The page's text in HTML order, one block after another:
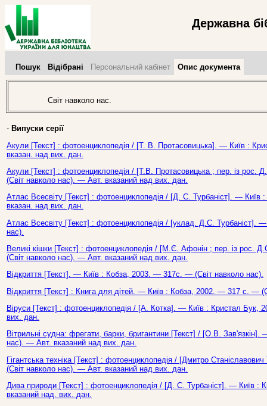
Державна
Пошук Відібрані Персональний кабінет Опис документа
Світ навколо нас.
- Випуски серії
Акули [Текст] : фотоенциклопедія / [Т. В. Протасовицька]. — Київ :
вказан. над вих. дан.
Акули [Текст] : фотоенциклопедія / [Т.В. Протасовицька ; пер. із
(Світ навколо нас). — Авт. вказаний над вих. дан.
Атлас Всесвіту [Текст] : фотоенциклопедія / [Д. С. Турбаніст]. —
вказан. над вих. дан.
Атлас Всесвіту [Текст] : фотоенциклопедія / [уклад. Д.С.
нас).
Великі кішки [Текст] : фотоенциклопедія / [М.Є. Афонін ; пер. із
(Світ навколо нас). — Авт. вказаний над вих. дан.
Відкриття [Текст]. — Київ : Кобза, 2003. — 317с. — (Світ навколо нас).
Відкриття [Текст] : Книга для дітей. — Київ : Кобза, 2002. — 317 с. —
Віруси [Текст] : фотоенциклопедія / [А. Котка]. — Київ : Кристал
вих. дан.
Вітрильні судна: фрегати, барки, бригантини [Текст] / [О.В.
нас). — Авт. вказаний над вих. дан.
Гігантська техніка [Текст] : фотоенциклопедія / [Дмитро
(Світ навколо нас). — Авт. вказаний над вих. дан.
Дива природи [Текст] : фотоенциклопедія / [Д. С. Турбаніст]. — Київ
вказаний над. вих. дан.